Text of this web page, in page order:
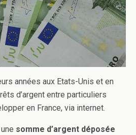
années aux Etats-Unis et en
d’argent entre particuliers
en France, via internet.
somme d’argent déposée